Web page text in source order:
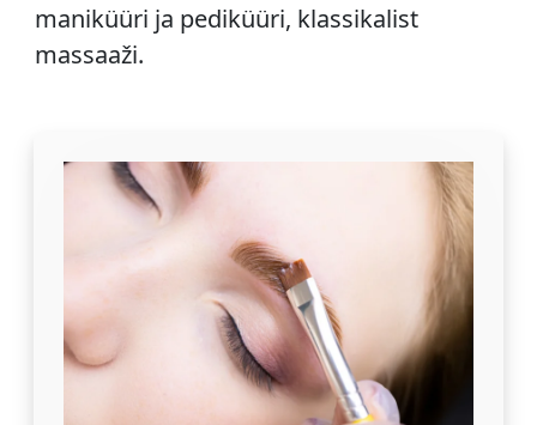
maniküüri ja pediküüri, klassikalist
massaaži.